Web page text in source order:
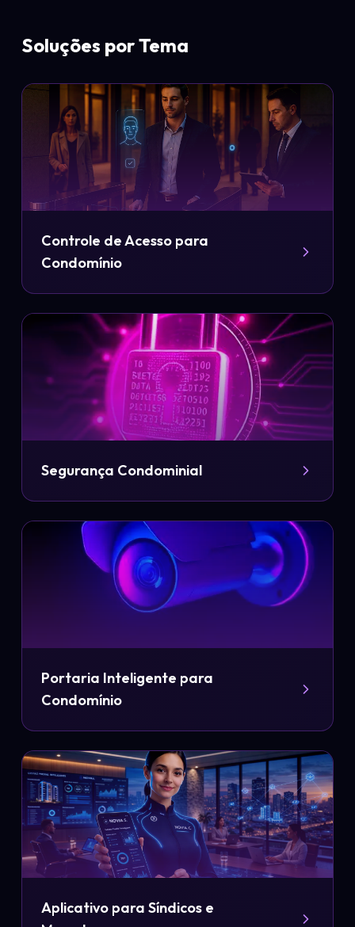
Soluções por Tema
Controle de Acesso para
Condomínio
Segurança Condominial
Portaria Inteligente para
Condomínio
Aplicativo para Síndicos e